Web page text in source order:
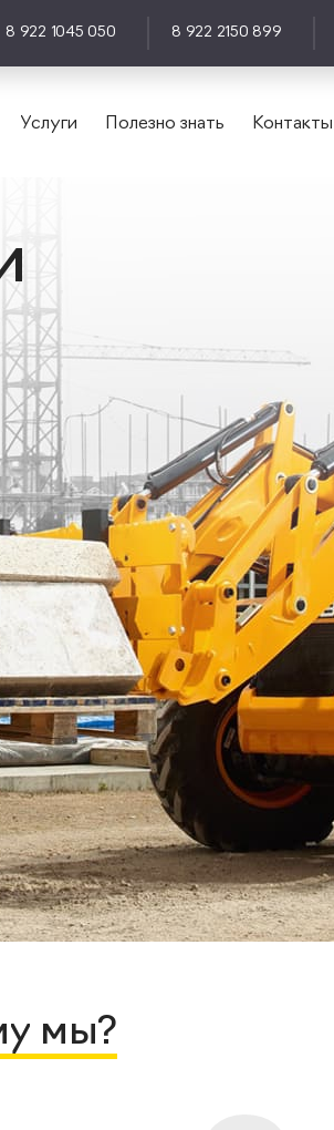
8 922 1045 050 8 922 2150 899
Услуги Полезно знать Контакты
мы?